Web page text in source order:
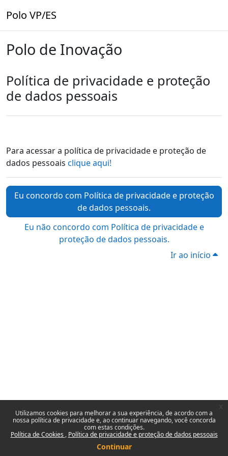
Utilizamos cookies para melhorar a sua experiência, de acordo com a
nossa política de privacidade e, ao continuar navegando, você concorda
com estas condições.
Política de Cookies
Política de privacidade e proteção de dados pessoais
Continuar
Polo VP/ES
Polo de Inovação
Política de privacidade e proteção
de dados pessoais
Para acessar a política de privacidade e proteção de
dados pessoais clique aqui!
Eu concordo com Política de privacidade e proteção
de dados pessoais.
Eu não concordo com Política de privacidade e
proteção de dados pessoais.
Ir ao início